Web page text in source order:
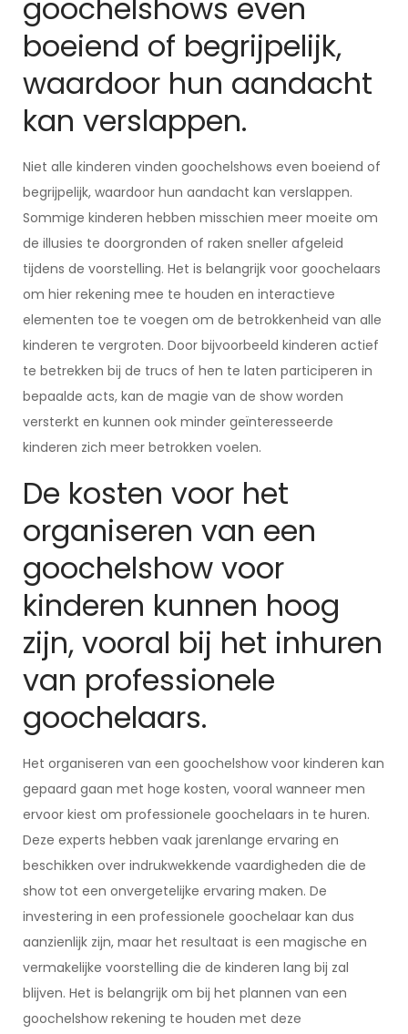
goochelshows even
boeiend of begrijpelijk,
waardoor hun aandacht
kan verslappen.
Niet alle kinderen vinden goochelshows even boeiend of
begrijpelijk, waardoor hun aandacht kan verslappen.
Sommige kinderen hebben misschien meer moeite om
de illusies te doorgronden of raken sneller afgeleid
tijdens de voorstelling. Het is belangrijk voor goochelaars
om hier rekening mee te houden en interactieve
elementen toe te voegen om de betrokkenheid van alle
kinderen te vergroten. Door bijvoorbeeld kinderen actief
te betrekken bij de trucs of hen te laten participeren in
bepaalde acts, kan de magie van de show worden
versterkt en kunnen ook minder geïnteresseerde
kinderen zich meer betrokken voelen.
De kosten voor het
organiseren van een
goochelshow voor
kinderen kunnen hoog
zijn, vooral bij het inhuren
van professionele
goochelaars.
Het organiseren van een goochelshow voor kinderen kan
gepaard gaan met hoge kosten, vooral wanneer men
ervoor kiest om professionele goochelaars in te huren.
Deze experts hebben vaak jarenlange ervaring en
beschikken over indrukwekkende vaardigheden die de
show tot een onvergetelijke ervaring maken. De
investering in een professionele goochelaar kan dus
aanzienlijk zijn, maar het resultaat is een magische en
vermakelijke voorstelling die de kinderen lang bij zal
blijven. Het is belangrijk om bij het plannen van een
goochelshow rekening te houden met deze